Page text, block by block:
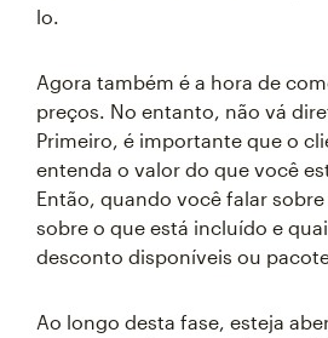
lo.
Agora também é a hora de
preços. No entanto, não vá
Primeiro, é importante que o
entenda o valor do que você
Então, quando você falar
sobre o que está incluído e
desconto disponíveis ou
Ao longo desta fase, esteja